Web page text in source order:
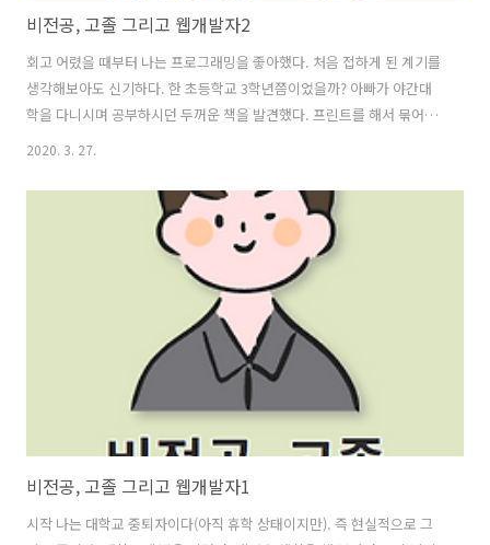
비전공, 고졸 그리고 웹개발자2
회고 어렸을 때부터 나는 프로그래밍을 좋아했다. 처음 접하게 된 계기를
생각해보아도 신기하다. 한 초등학교 3학년쯤이었을까? 아빠가 야간대
학을 다니시며 공부하시던 두꺼운 책을 발견했다. 프린트를 해서 묶어놓
은 형태의 종이 뭉텅이였는데 왜인지는 모르겠으나 한번 펼쳐보았다. 종
언가에 이끌린 듯 책을 넘겨보았고 푹 빠져서 보게 되었다. 그 책에 적혀
있던 내용들은 정말 단순했다. 글씨에 핵을 변경하는 방법, 글자 배경색
설정 방법, 페이지 배경 설정 방법과 같이 정말 HTML 태그의 기본 중의
기본이었다. 어쩌면 이렇게 기본중의 기본인 내용을 발견해서 푹 빠지게
된 것일지도 모르겠다. 그 책에서는 코딩을 메모장으로 가르쳐 주었다.
2020. 3. 27.
비전공, 고졸 그리고 웹개발자1
시작 나는 대학교 중퇴자이다(아직 휴학 상태이지만). 즉 현실적으로 그